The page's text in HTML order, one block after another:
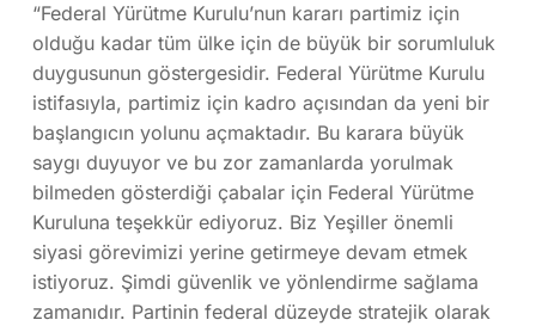
“Federal Yürütme Kurulu’nun kararı partimiz için
olduğu kadar tüm ülke için de büyük bir sorumluluk
duygusunun göstergesidir. Federal Yürütme Kurulu
istifasıyla, partimiz için kadro açısından da yeni bir
başlangıcın yolunu açmaktadır. Bu karara büyük
saygı duyuyor ve bu zor zamanlarda yorulmak
bilmeden gösterdiği çabalar için Federal Yürütme
Kuruluna teşekkür ediyoruz. Biz Yeşiller önemli
siyasi görevimizi yerine getirmeye devam etmek
istiyoruz. Şimdi güvenlik ve yönlendirme sağlama
zamanıdır. Partinin federal düzeyde stratejik olarak